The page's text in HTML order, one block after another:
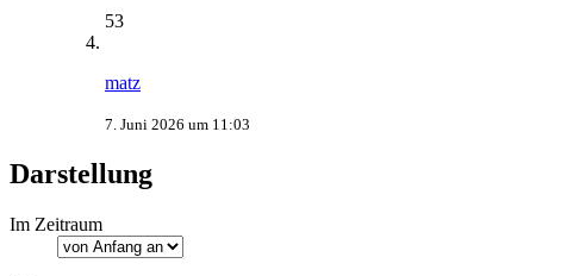
53
matz
7. Juni 2026 um 11:03
Darstellung
Im Zeitraum